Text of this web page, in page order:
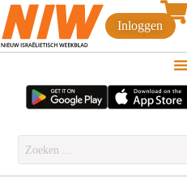
Inloggen